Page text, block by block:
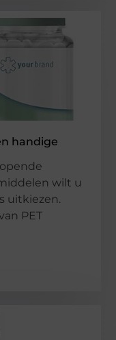
handige
wilt u
uitkiezen.
PET